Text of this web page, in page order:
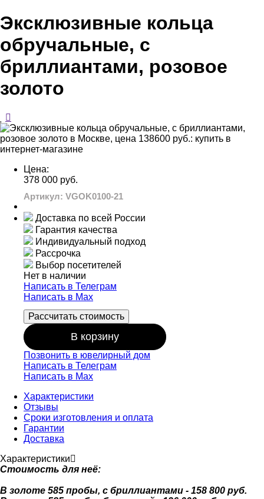
Эксклюзивные кольца
обручальные, с
бриллиантами, розовое
золото
Цена:
378 000 руб.
Артикул: VGOK0100-21
Доставка по всей России
Гарантия качества
Индивидуальный подход
Рассрочка
Выбор посетителей
Нет в наличии
Написать в Телеграм
Написать в Мах
Рассчитать стоимость
В корзину
Позвонить в ювелирный дом
Написать в Телеграм
Написать в Мах
Характеристики
Отзывы
Сроки изготовления и оплата
Гарантии
Доставка
Характеристики
Стоимость для неё:
В золоте 585 пробы, с бриллиантами - 158 800 руб.